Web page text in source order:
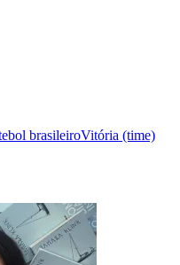
brasileiroVitória (time)